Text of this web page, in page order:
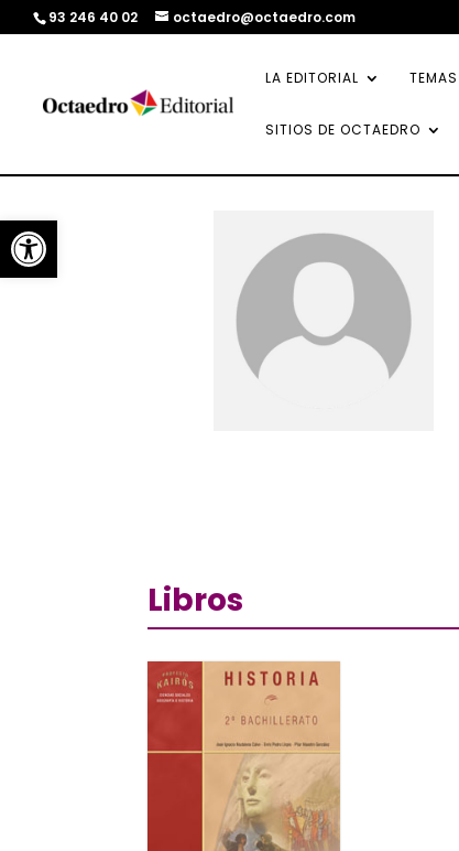
Abrir barra de herramientas
93 246 40 02 octaedro@octaedro.com
LA EDITORIAL TEMAS
SITIOS DE OCTAEDRO
Libros